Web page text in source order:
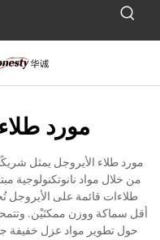
مورد
مورد طلاء الأيروجل يمثل
من خلال مواد نانوتكنولوجية
طلاءات قائمة على الأيروجل
أقل سماكة ووزن ممكنَيْن.
حول تطوير مواد عزل خفيفة